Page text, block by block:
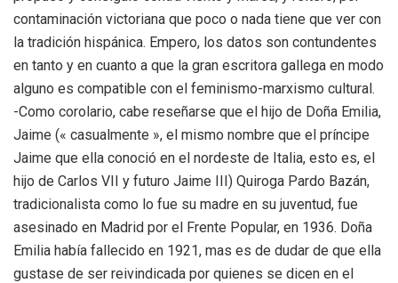
contaminación victoriana que poco o nada tiene que ver con
la tradición hispánica. Empero, los datos son contundentes
en tanto y en cuanto a que la gran escritora gallega en modo
alguno es compatible con el feminismo-marxismo cultural.
-Como corolario, cabe reseñarse que el hijo de Doña Emilia,
Jaime (« casualmente », el mismo nombre que el príncipe
Jaime que ella conoció en el nordeste de Italia, esto es, el
hijo de Carlos VII y futuro Jaime III) Quiroga Pardo Bazán,
tradicionalista como lo fue su madre en su juventud, fue
asesinado en Madrid por el Frente Popular, en 1936. Doña
Emilia había fallecido en 1921, mas es de dudar de que ella
gustase de ser reivindicada por quienes se dicen en el